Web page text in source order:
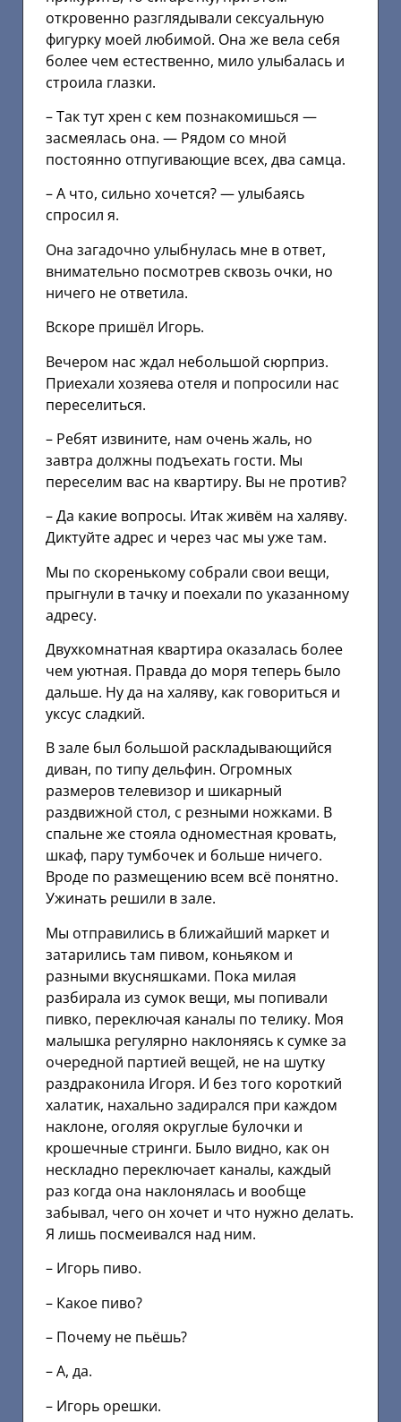
откровенно разглядывали сексуальную
фигурку моей любимой. Она же вела себя
более чем естественно, мило улыбалась и
строила глазки.
– Так тут хрен с кем познакомишься —
засмеялась она. — Рядом со мной
постоянно отпугивающие всех, два самца.
– А что, сильно хочется? — улыбаясь
спросил я.
Она загадочно улыбнулась мне в ответ,
внимательно посмотрев сквозь очки, но
ничего не ответила.
Вскоре пришёл Игорь.
Вечером нас ждал небольшой сюрприз.
Приехали хозяева отеля и попросили нас
переселиться.
– Ребят извините, нам очень жаль, но
завтра должны подъехать гости. Мы
переселим вас на квартиру. Вы не против?
– Да какие вопросы. Итак живём на халяву.
Диктуйте адрес и через час мы уже там.
Мы по скоренькому собрали свои вещи,
прыгнули в тачку и поехали по указанному
адресу.
Двухкомнатная квартира оказалась более
чем уютная. Правда до моря теперь было
дальше. Ну да на халяву, как говориться и
уксус сладкий.
В зале был большой раскладывающийся
диван, по типу дельфин. Огромных
размеров телевизор и шикарный
раздвижной стол, с резными ножками. В
спальне же стояла одноместная кровать,
шкаф, пару тумбочек и больше ничего.
Вроде по размещению всем всё понятно.
Ужинать решили в зале.
Мы отправились в ближайший маркет и
затарились там пивом, коньяком и
разными вкусняшками. Пока милая
разбирала из сумок вещи, мы попивали
пивко, переключая каналы по телику. Моя
малышка регулярно наклоняясь к сумке за
очередной партией вещей, не на шутку
раздраконила Игоря. И без того короткий
халатик, нахально задирался при каждом
наклоне, оголяя округлые булочки и
крошечные стринги. Было видно, как он
нескладно переключает каналы, каждый
раз когда она наклонялась и вообще
забывал, чего он хочет и что нужно делать.
Я лишь посмеивался над ним.
– Игорь пиво.
– Какое пиво?
– Почему не пьёшь?
– А, да.
– Игорь орешки.